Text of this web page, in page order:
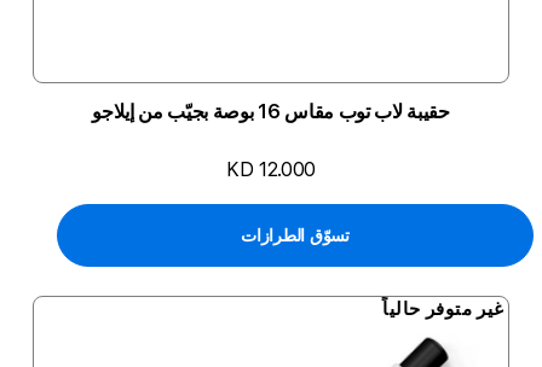
حقيبة لاب توب مقاس 16 بوصة بجيّب من إيلاجو
KD 12.000
تسوّق الطرازات
غير متوفر حالياً